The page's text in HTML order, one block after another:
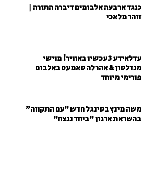
כנגד ארבעה אלבומים דיברה התורה |
זוהר מלאכי
עדלאידע 3 עכשיו באוויר! מוישי
מנדלסון & אהרלה סאמעט באלבום
פורימי מיוחד
משה מינץ בסינגל חדש ״עם התקווה״
בהשראת ארגון "ביחד ננצח"